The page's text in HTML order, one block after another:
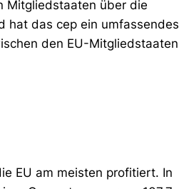
Mitgliedstaaten über die
hat das cep ein umfassendes
den EU-Mitgliedstaaten
EU am meisten profitiert. In